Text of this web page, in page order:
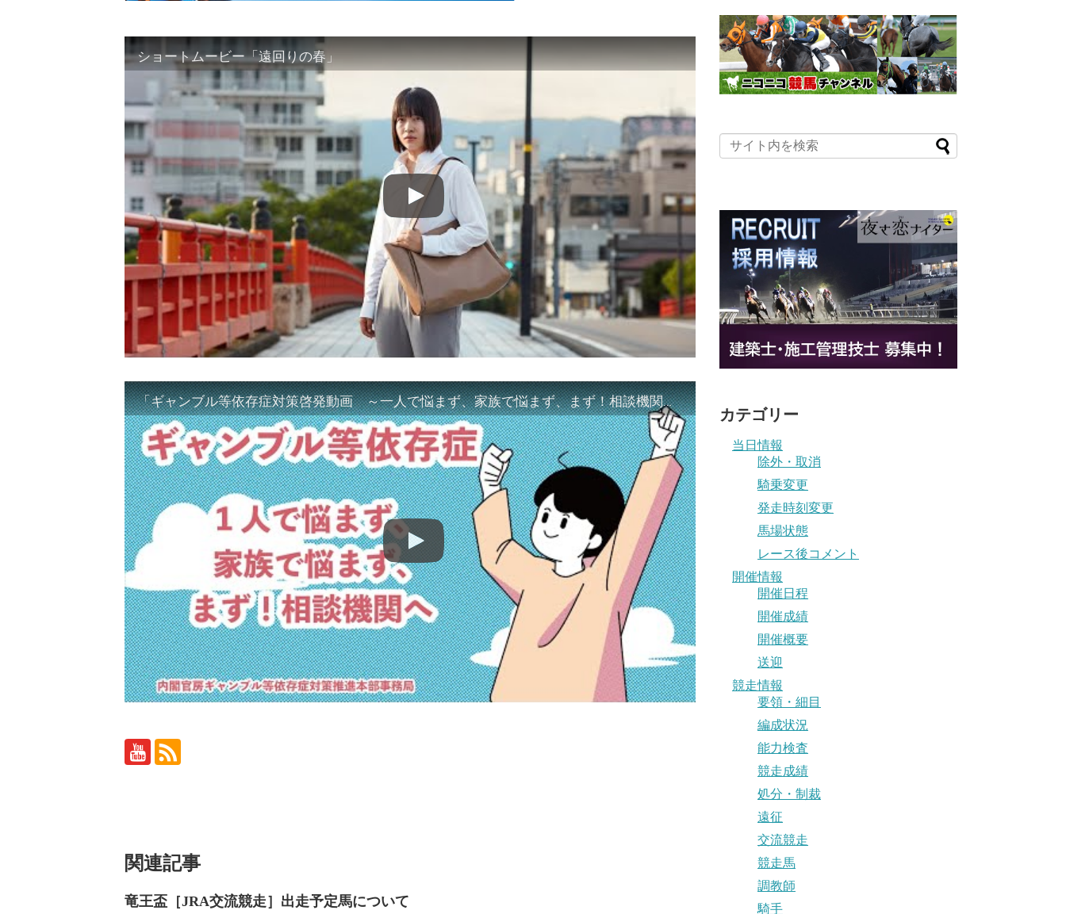
ショートムービー「遠回りの春」
「ギャンブル等依存症対策啓発動画 ～一人で悩まず、家族で悩まず、まず！相談機関へ～」
関連記事
竜王盃［JRA交流競走］出走予定馬について
カテゴリー
当日情報
除外・取消
騎乗変更
発走時刻変更
馬場状態
レース後コメント
開催情報
開催日程
開催成績
開催概要
送迎
競走情報
要領・細目
編成状況
能力検査
競走成績
処分・制裁
遠征
交流競走
競走馬
調教師
騎手